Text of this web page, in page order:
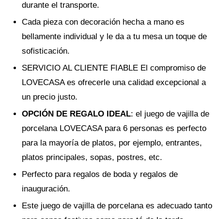
durante el transporte.
Cada pieza con decoración hecha a mano es
bellamente individual y le da a tu mesa un toque de
sofisticación.
SERVICIO AL CLIENTE FIABLE El compromiso de
LOVECASA es ofrecerle una calidad excepcional a
un precio justo.
OPCIÓN DE REGALO IDEAL: el juego de vajilla de
porcelana LOVECASA para 6 personas es perfecto
para la mayoría de platos, por ejemplo, entrantes,
platos principales, sopas, postres, etc.
Perfecto para regalos de boda y regalos de
inauguración.
Este juego de vajilla de porcelana es adecuado tanto